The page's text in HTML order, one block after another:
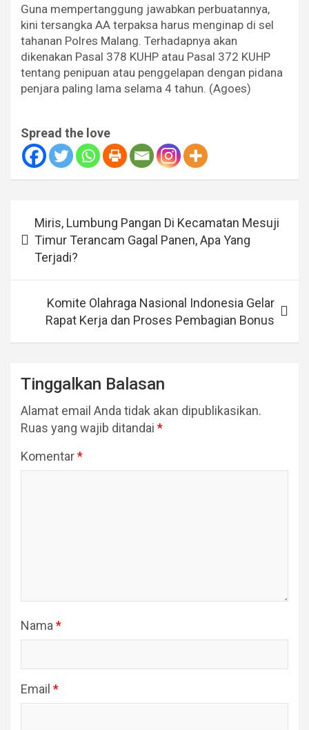
Guna mempertanggung jawabkan perbuatannya,
kini tersangka AA terpaksa harus menginap di sel
tahanan Polres Malang. Terhadapnya akan
dikenakan Pasal 378 KUHP atau Pasal 372 KUHP
tentang penipuan atau penggelapan dengan pidana
penjara paling lama selama 4 tahun. (Agoes)
Spread the love
posMiris, Lumbung Pangan Di Kecamatan Mesuji
Timur Terancam Gagal Panen, Apa Yang
Terjadi?
Komite Olahraga Nasional Indonesia Gelar
Rapat Kerja dan Proses Pembagian Bonus
Tinggalkan Balasan
Alamat email Anda tidak akan dipublikasikan.
Ruas yang wajib ditandai *
Komentar*
Nama*
Email *